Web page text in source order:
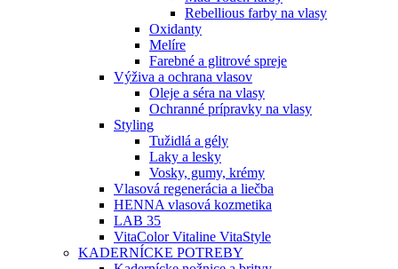
Rebellious farby na vlasy
Oxidanty
Melíre
Farebné a glitrové spreje
Výživa a ochrana vlasov
Oleje a séra na vlasy
Ochranné prípravky na vlasy
Styling
Tužidlá a gély
Laky a lesky
Vosky, gumy, krémy
Vlasová regenerácia a liečba
HENNA vlasová kozmetika
LAB 35
VitaColor Vitaline VitaStyle
KADERNÍCKE POTREBY